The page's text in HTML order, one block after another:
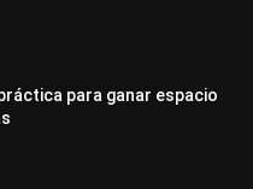
para ganar espacio